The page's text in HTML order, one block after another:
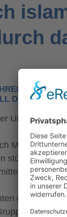
AUF
ADRESSE
Unterricht
stünden
nicht
die
selbst